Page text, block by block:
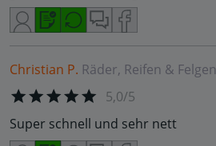
Christian P. Räder, Reifen & Felgen
5,0/5
Super schnell und sehr nett